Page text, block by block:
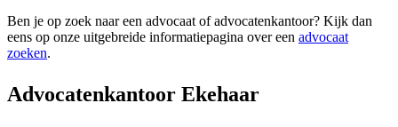
Ben je op zoek naar een advocaat of advocatenkantoor? Kijk dan
eens op onze uitgebreide informatiepagina over een advocaat
zoeken.
Advocatenkantoor Ekehaar